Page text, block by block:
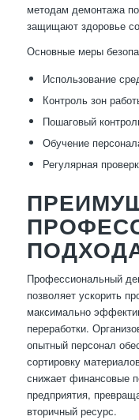
методам демонтажа
защищают здоровье
Основные меры
Использование
Контроль зон
Пошаговый
Обучение
Регулярная
Профессиональный
позволяет ускорить
максимально
переработки.
опытный персонал
сортировку
снижает финансовые
предприятия,
вторичный ресурс.